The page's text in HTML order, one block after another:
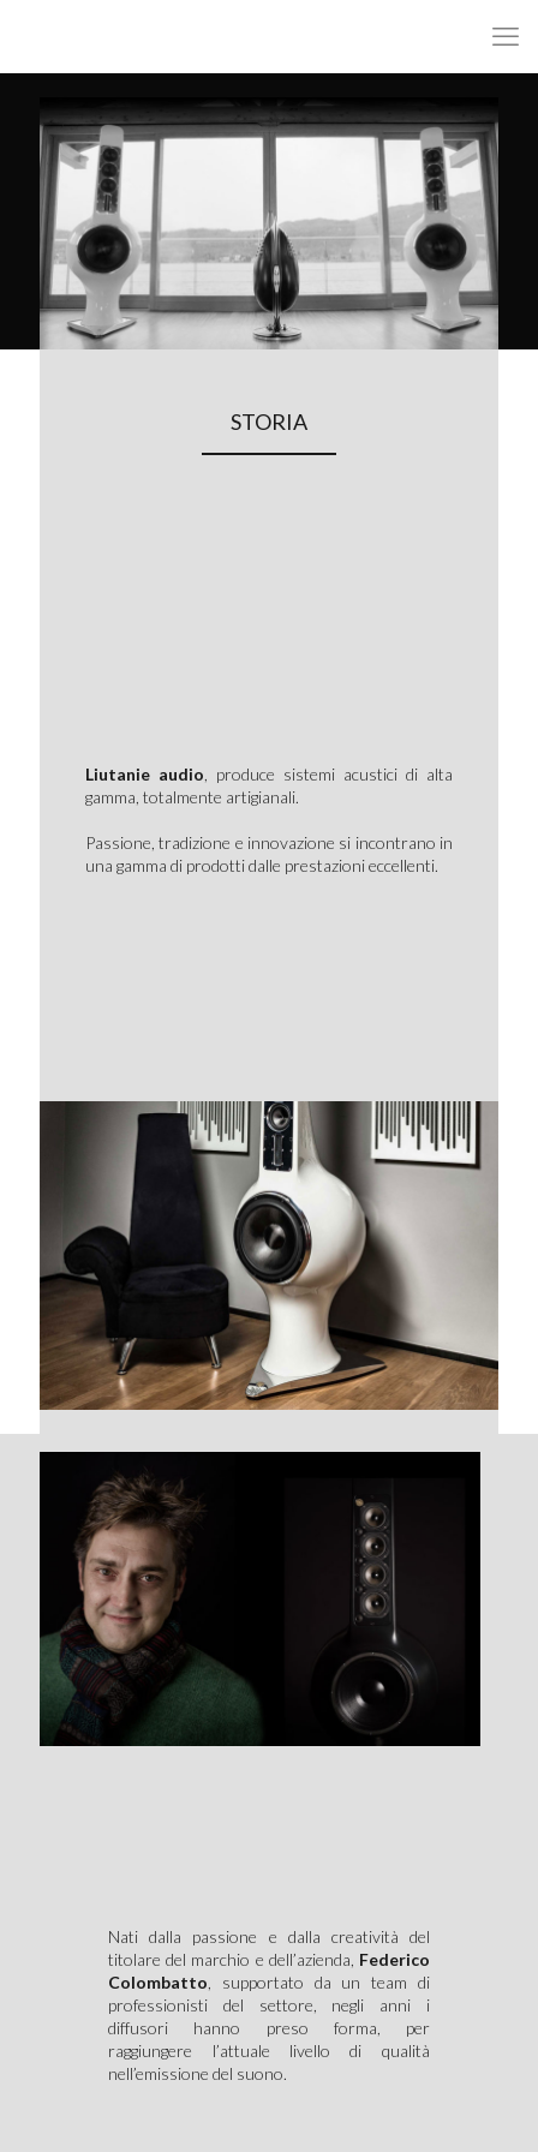
STORIA
Liutanie audio , produce sistemi acustici di alta
gamma, totalmente artigianali.
Passione, tradizione e innovazione si incontrano in
una gamma di prodotti dalle prestazioni eccellenti.
Nati dalla passione e dalla creatività del
titolare del marchio e dell’azienda, Federico
Colombatto , supportato da un team di
professionisti del settore, negli anni i
diffusori hanno preso forma, per
raggiungere l’attuale livello di qualità
nell’emissione del suono.